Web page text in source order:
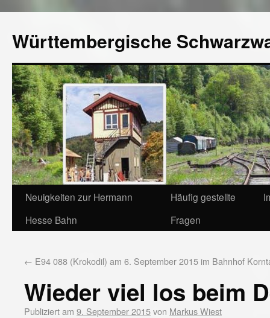
Württembergische
Neuigkeiten zur Hermann
Hesse Bahn
Häufig gestellte
Fragen
← E94 088 (Krokodil) am 6. September 2015 im Bahnhof
Wieder viel los beim
Publiziert am 9. September 2015von Markus Wiest